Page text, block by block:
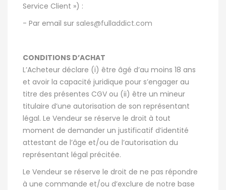
Service Client ») :
- Par email sur sales@fulladdict.com
CONDITIONS D’ACHAT
L’Acheteur déclare (i) être âgé d’au moins 18 ans
et avoir la capacité juridique pour s’engager au
titre des présentes CGV ou (ii) être un mineur
titulaire d’une autorisation de son représentant
légal. Le Vendeur se réserve le droit à tout
moment de demander un justificatif d’identité
attestant de l’âge et/ou de l’autorisation du
représentant légal précitée.
Le Vendeur se réserve le droit de ne pas répondre
à une commande et/ou d’exclure de notre base